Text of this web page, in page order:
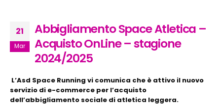
21
Mar
Abbigliamento Space Atletica –
Acquisto OnLine – stagione
2024/2025
L’Asd Space Running vi comunica che è attivo il nuovo
servizio di e-commerce per l’acquisto
dell’abbigliamento sociale di atletica leggera.